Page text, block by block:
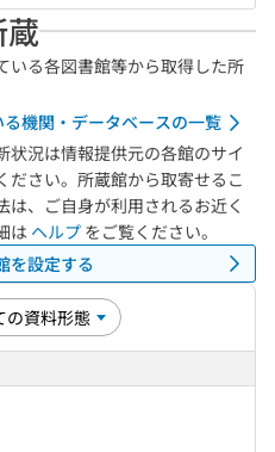
蔵
いる各図書館等から取得した所
機関・データベースの一覧
状況は情報提供元の各館のサイ
ださい。所蔵館から取寄せるこ
は、ご自身が利用されるお近く
は ヘルプ をご覧ください。
を設定する